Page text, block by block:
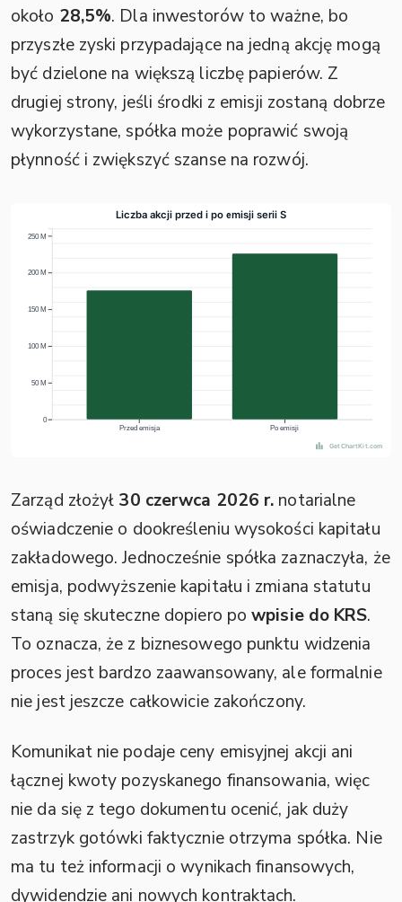
około 28,5%. Dla inwestorów to ważne, bo
przyszłe zyski przypadające na jedną akcję mogą
być dzielone na większą liczbę papierów. Z
drugiej strony, jeśli środki z emisji zostaną dobrze
wykorzystane, spółka może poprawić swoją
płynność i zwiększyć szanse na rozwój.
Zarząd złożył 30 czerwca 2026 r. notarialne
oświadczenie o dookreśleniu wysokości kapitału
zakładowego. Jednocześnie spółka zaznaczyła, że
emisja, podwyższenie kapitału i zmiana statutu
staną się skuteczne dopiero powpisie do KRS.
To oznacza, że z biznesowego punktu widzenia
proces jest bardzo zaawansowany, ale formalnie
nie jest jeszcze całkowicie zakończony.
Komunikat nie podaje ceny emisyjnej akcji ani
łącznej kwoty pozyskanego finansowania, więc
nie da się z tego dokumentu ocenić, jak duży
zastrzyk gotówki faktycznie otrzyma spółka. Nie
ma tu też informacji o wynikach finansowych,
dywidendzie ani nowych kontraktach.